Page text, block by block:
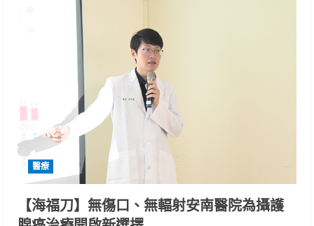
e
a
d 醫療
【海福刀】無傷口、無輻射安南醫院為攝護